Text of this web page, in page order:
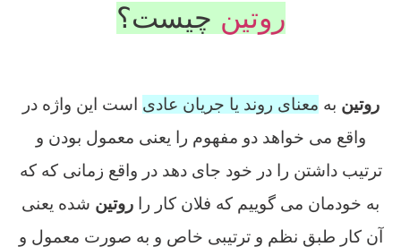
روتین چیست؟
روتین به معنای روند یا جریان عادی است این واژه در
واقع می خواهد دو مفهوم را یعنی معمول بودن و
ترتیب داشتن را در خود جای دهد در واقع زمانی که که
به خودمان می گوییم که فلان کار را روتین شده یعنی
آن کار طبق نظم و ترتیبی خاص و به صورت معمول و